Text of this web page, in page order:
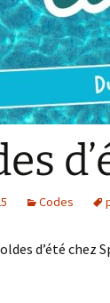
Codes
d’été chez